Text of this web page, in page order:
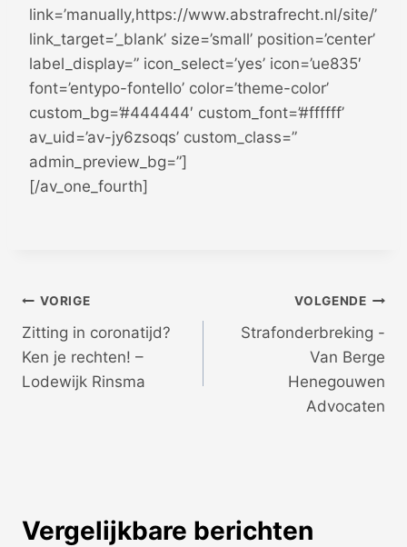
link=’manually,https://www.abstrafrecht.nl/site/’
link_target=’_blank’ size=’small’ position=’center’
label_display=” icon_select=’yes’ icon=’ue835′
font=’entypo-fontello’ color=’theme-color’
custom_bg=’#444444′ custom_font=’#ffffff’
av_uid=’av-jy6zsoqs’ custom_class=”
admin_preview_bg=”]
[/av_one_fourth]
Bericht
navigatie
VORIGE
Zitting in coronatijd?
Ken je rechten! –
Lodewijk Rinsma
VOLGENDE
Strafonderbreking -
Van Berge
Henegouwen
Advocaten
Vergelijkbare berichten